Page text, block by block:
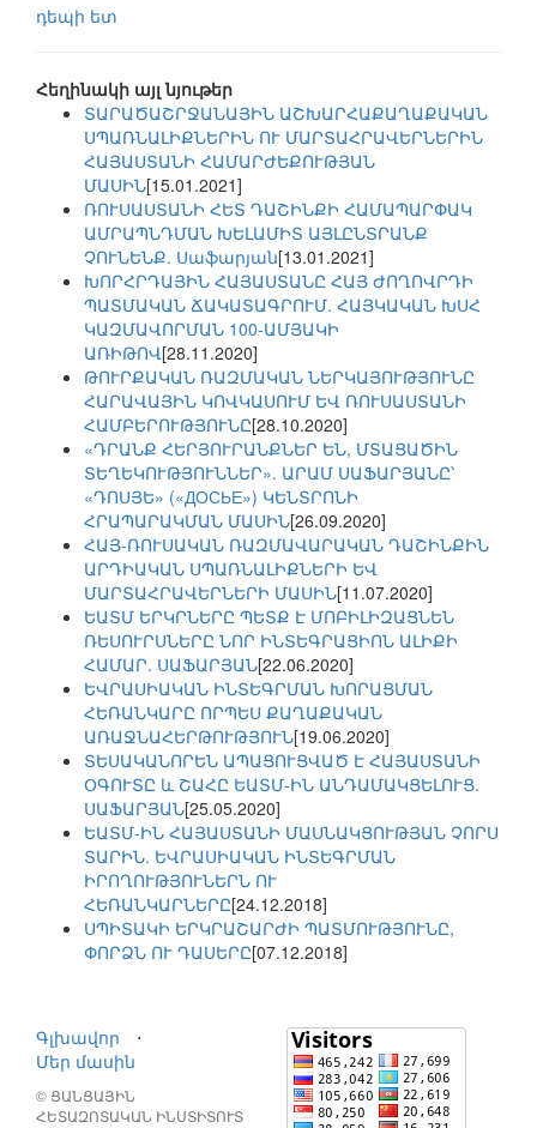
դեպի ետ
Հեղինակի այլ նյութեր
ՏԱՐԱԾԱՇՐՋԱՆԱՅԻՆ ԱՇԽԱՐՀԱՔԱՂԱՔԱԿԱՆ
ՍՊԱՌՆԱԼԻՔՆԵՐԻՆ ՈՒ ՄԱՐՏԱՀՐԱՎԵՐՆԵՐԻՆ
ՀԱՅԱՍՏԱՆԻ ՀԱՄԱՐԺԵՔՈՒԹՅԱՆ
ՄԱՍԻՆ[15.01.2021]
ՌՈՒՍԱՍՏԱՆԻ ՀԵՏ ԴԱՇԻՆՔԻ ՀԱՄԱՊԱՐՓԱԿ
ԱՄՐԱՊՆԴՄԱՆ ԽԵԼԱՄԻՏ ԱՅԼԸՆՏՐԱՆՔ
ՉՈՒՆԵՆՔ. Սաֆարյան[13.01.2021]
ԽՈՐՀՐԴԱՅԻՆ ՀԱՅԱՍՏԱՆԸ ՀԱՅ ԺՈՂՈՎՐԴԻ
ՊԱՏՄԱԿԱՆ ՃԱԿԱՏԱԳՐՈՒՄ. ՀԱՅԿԱԿԱՆ ԽՍՀ
ԿԱԶՄԱՎՈՐՄԱՆ 100-ԱՄՅԱԿԻ
ԱՌԻԹՈՎ[28.11.2020]
ԹՈՒՐՔԱԿԱՆ ՌԱԶՄԱԿԱՆ ՆԵՐԿԱՅՈՒԹՅՈՒՆԸ
ՀԱՐԱՎԱՅԻՆ ԿՈՎԿԱՍՈՒՄ ԵՎ ՌՈՒՍԱՍՏԱՆԻ
ՀԱՄԲԵՐՈՒԹՅՈՒՆԸ[28.10.2020]
«ԴՐԱՆՔ ՀԵՐՅՈՒՐԱՆՔՆԵՐ ԵՆ, ՄՏԱՑԱԾԻՆ
ՏԵՂԵԿՈՒԹՅՈՒՆՆԵՐ». ԱՐԱՄ ՍԱՖԱՐՅԱՆԸ՝
«ԴՈՍՅԵ» («ДОСЬЕ») ԿԵՆՏՐՈՆԻ
ՀՐԱՊԱՐԱԿՄԱՆ ՄԱՍԻՆ[26.09.2020]
ՀԱՅ-ՌՈՒՍԱԿԱՆ ՌԱԶՄԱՎԱՐԱԿԱՆ ԴԱՇԻՆՔԻՆ
ԱՐԴԻԱԿԱՆ ՍՊԱՌՆԱԼԻՔՆԵՐԻ ԵՎ
ՄԱՐՏԱՀՐԱՎԵՐՆԵՐԻ ՄԱՍԻՆ[11.07.2020]
ԵԱՏՄ ԵՐԿՐՆԵՐԸ ՊԵՏՔ Է ՄՈԲԻԼԻԶԱՑՆԵՆ
ՌԵՍՈՒՐՍՆԵՐԸ ՆՈՐ ԻՆՏԵԳՐԱՑԻՈՆ ԱԼԻՔԻ
ՀԱՄԱՐ. ՍԱՖԱՐՅԱՆ[22.06.2020]
ԵՎՐԱՍԻԱԿԱՆ ԻՆՏԵԳՐՄԱՆ ԽՈՐԱՑՄԱՆ
ՀԵՌԱՆԿԱՐԸ ՈՐՊԵՍ ՔԱՂԱՔԱԿԱՆ
ԱՌԱՋՆԱՀԵՐԹՈՒԹՅՈՒՆ[19.06.2020]
ՏԵՍԱԿԱՆՈՐԵՆ ԱՊԱՑՈՒՑՎԱԾ Է ՀԱՅԱՍՏԱՆԻ
ՕԳՈՒՏԸ և ՇԱՀԸ ԵԱՏՄ-ԻՆ ԱՆԴԱՄԱԿՑԵԼՈՒՑ.
ՍԱՖԱՐՅԱՆ[25.05.2020]
ԵԱՏՄ-ԻՆ ՀԱՅԱՍՏԱՆԻ ՄԱՍՆԱԿՑՈՒԹՅԱՆ ՉՈՐՍ
ՏԱՐԻՆ. ԵՎՐԱՍԻԱԿԱՆ ԻՆՏԵԳՐՄԱՆ
ԻՐՈՂՈՒԹՅՈՒՆԵՐՆ ՈՒ
ՀԵՌԱՆԿԱՐՆԵՐԸ[24.12.2018]
ՍՊԻՏԱԿԻ ԵՐԿՐԱՇԱՐԺԻ ՊԱՏՄՈՒԹՅՈՒՆԸ,
ՓՈՐՁՆ ՈՒ ԴԱՍԵՐԸ[07.12.2018]
Գլխավոր
⋅
Մեր մասին
© ՑԱՆՑԱՅԻՆ
ՀԵՏԱԶՈՏԱԿԱՆ ԻՆՍՏԻՏՈՒՏ